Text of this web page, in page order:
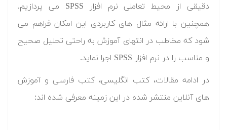
دقیقی از محیط تعاملی نرم افزار SPSS می پردازیم.
همچنین با ارائه مثال های کاربردی این امکان فراهم می
شود که مخاطب در انتهای آموزش به راحتی تحلیل صحیح
و مناسب را در نرم افزار SPSS اجرا نماید.
در ادامه مقالات، کتب انگلیسی، کتب فارسی و آموزش
های آنلاین منتشر شده در این زمینه معرفی شده اند: